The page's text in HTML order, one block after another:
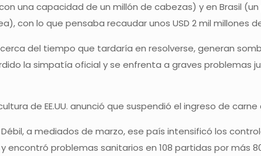
una capacidad de un millón de cabezas) y en Brasil
con lo que pensaba recaudar unos USD 2 mil millones
del tiempo que tardaría en resolverse, generan
la simpatía oficial y se enfrenta a graves problemas
de EE.UU. anunció que suspendió el ingreso de carne
a mediados de marzo, ese país intensificó los
encontró problemas sanitarios en 108 partidas por más